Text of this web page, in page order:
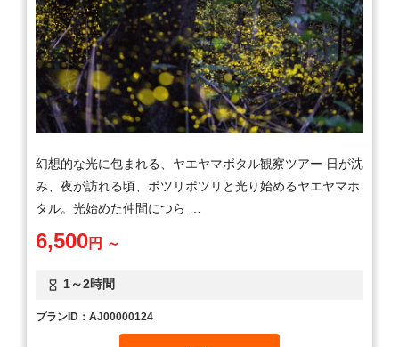
幻想的な光に包まれる、ヤエヤマボタル観察ツアー 日が沈
み、夜が訪れる頃、ポツリポツリと光り始めるヤエヤマホ
タル。光始めた仲間につら …
1～2時間
6,500円 ～
プランID：AJ00000124